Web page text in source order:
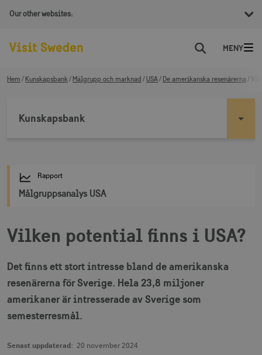
Our other websites:
Sök
Hem Kunskapsbank Målgrupp och marknad USA De amerikanska resenärerna
Kunskapsbank
Rapport
Målgruppsanalys USA
Vilken potential finns i USA?
Det finns ett stort intresse bland de amerikanska
resenärerna för Sverige. Hela 23,8 miljoner
amerikaner är intresserade av Sverige som
semesterresmål.
Senast uppdaterad: 20 november 2024